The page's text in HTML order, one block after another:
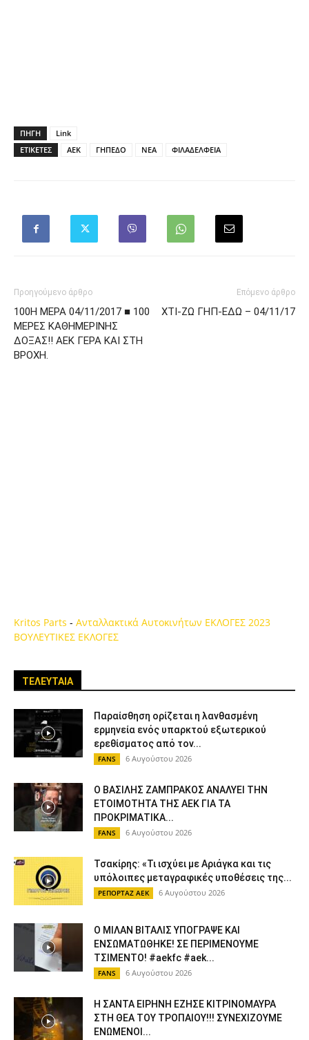
ΠΗΓΗ
Link
ΕΤΙΚΕΤΕΣ
ΑΕΚ ΓΗΠΕΔΟ ΝΕΑ ΦΙΛΑΔΕΛΦΕΙΑ
Προηγούμενο άρθρο
100Η ΜΕΡΑ 04/11/2017 ■ 100
ΜΕΡΕΣ ΚΑΘΗΜΕΡΙΝΗΣ
ΔΟΞΑΣ!! ΑΕΚ ΓΕΡΑ ΚΑΙ ΣΤΗ
ΒΡΟΧΗ.
Επόμενο άρθρο
ΧΤΙ-ΖΩ ΓΗΠ-ΕΔΩ – 04/11/17
Kritos Parts - Ανταλλακτικά Αυτοκινήτων ΕΚΛΟΓΕΣ 2023
ΒΟΥΛΕΥΤΙΚΕΣ ΕΚΛΟΓΕΣ
ΤΕΛΕΥΤΑΙΑ
Παραίσθηση ορίζεται η λανθασμένη
ερμηνεία ενός υπαρκτού εξωτερικού
ερεθίσματος από τον...
FANS 6 Αυγούστου 2026
Ο ΒΑΣΙΛΗΣ ΖΑΜΠΡΑΚΟΣ ΑΝΑΛΥΕΙ ΤΗΝ
ΕΤΟΙΜΟΤΗΤΑ ΤΗΣ ΑΕΚ ΓΙΑ ΤΑ
ΠΡΟΚΡΙΜΑΤΙΚΑ...
FANS 6 Αυγούστου 2026
Τσακίρης: «Τι ισχύει με Αριάγκα και τις
υπόλοιπες μεταγραφικές υποθέσεις της...
ΡΕΠΟΡΤΑΖ ΑΕΚ 6 Αυγούστου 2026
Ο ΜΙΛΑΝ ΒΙΤΑΛΙΣ ΥΠΟΓΡΑΨΕ ΚΑΙ
ΕΝΣΩΜΑΤΩΘΗΚΕ! ΣΕ ΠΕΡΙΜΕΝΟΥΜΕ
ΤΣΙΜΕΝΤΟ! #aekfc #aek...
FANS 6 Αυγούστου 2026
Η ΣΑΝΤΑ ΕΙΡΗΝΗ ΕΖΗΣΕ ΚΙΤΡΙΝΟΜΑΥΡΑ
ΣΤΗ ΘΕΑ ΤΟΥ ΤΡΟΠΑΙΟΥ!!! ΣΥΝΕΧΙΖΟΥΜΕ
ΕΝΩΜΕΝΟΙ...